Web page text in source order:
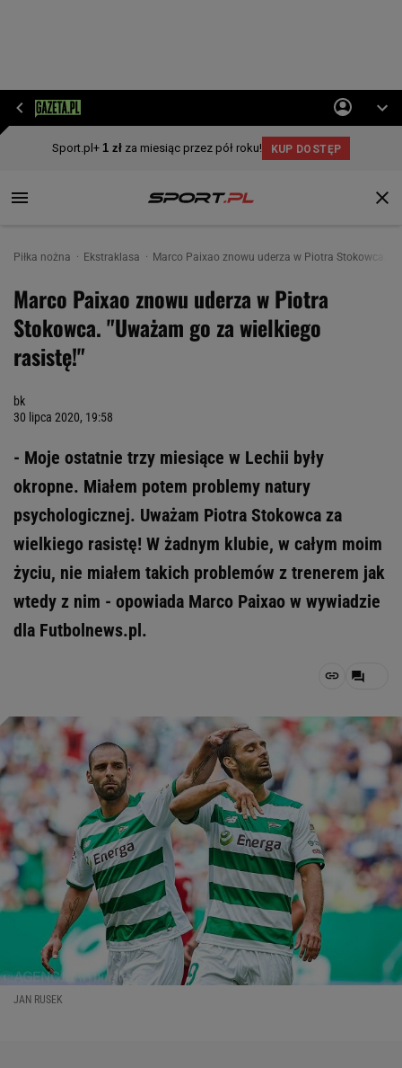
Piłka nożna Ekstraklasa Marco Paixao znowu uderza w Piotra Stokowca.
Marco Paixao znowu uderza w Piotra
Stokowca. "Uważam go za wielkiego
rasistę!"
bk
30 lipca 2020, 19:58
- Moje ostatnie trzy miesiące w Lechii były
okropne. Miałem potem problemy natury
psychologicznej. Uważam Piotra Stokowca za
wielkiego rasistę! W żadnym klubie, w całym moim
życiu, nie miałem takich problemów z trenerem jak
wtedy z nim - opowiada Marco Paixao w wywiadzie
dla Futbolnews.pl.
JAN RUSEK